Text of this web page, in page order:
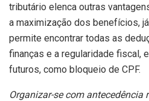
tributário elenca outras
a maximização dos benefícios,
permite encontrar todas as
finanças e a regularidade fiscal,
futuros, como bloqueio de CPF.
Organizar-se com antecedência